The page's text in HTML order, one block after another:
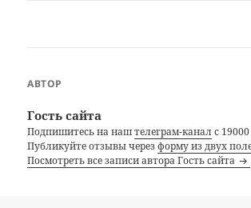
АВТОР
Гость сайта
Подпишитесь на наштелеграм-каналс
Публикуйте отзывы черезформу из двух
Посмотреть все записи автора Гость сайта